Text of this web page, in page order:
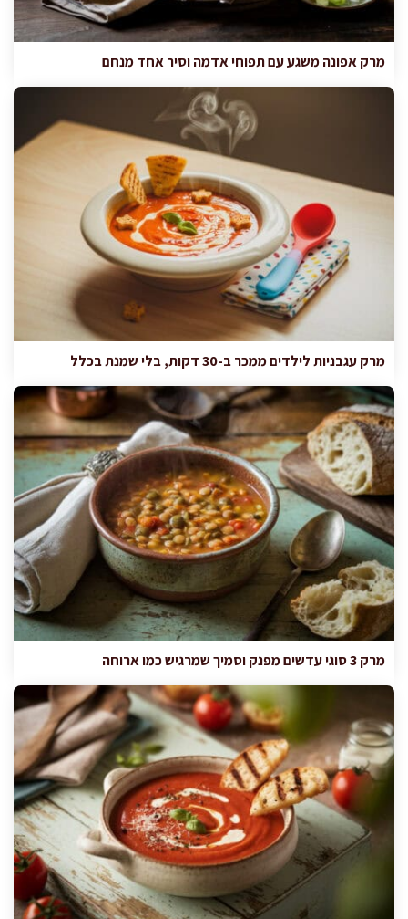
מרק אפונה משגע עם תפוחי אדמה וסיר אחד מנחם
מרק עגבניות לילדים ממכר ב-30 דקות, בלי שמנת בכלל
מרק 3 סוגי עדשים מפנק וסמיך שמרגיש כמו ארוחה